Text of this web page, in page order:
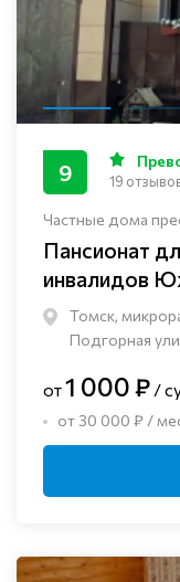
Частные дома
Пансионат
инвалидов
Томск,
Подгорная
9 19
от1 000 ₽ /
от 30 000 ₽ /